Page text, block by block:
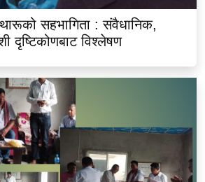
सहभागिता : संवैधानिक,
दृष्टिकोणबाट विश्लेषण